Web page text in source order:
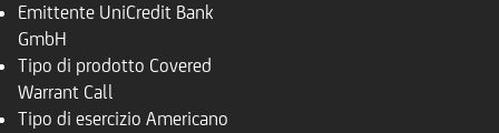
Emittente UniCredit Bank
GmbH
Tipo di prodotto Covered
Warrant Call
Tipo di esercizio Americano